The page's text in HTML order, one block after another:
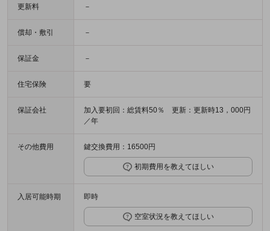
更新料 －
償却・敷引 －
保証金 －
住宅保険 要
保証会社
加入要初回：総賃料50％ 更新：更新時13，000円
／年
その他費用 鍵交換費用：16500円
初期費用を教えてほしい
入居可能時期 即時
空室状況を教えてほしい